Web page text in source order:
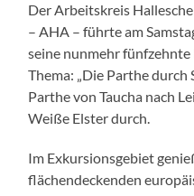
Der Arbeitskreis
– AHA – führte am
seine nunmehr
Thema: „Die Parthe
Parthe von Taucha nach
Weiße Elster durch.
Im Exkursionsgebiet
flächendeckenden